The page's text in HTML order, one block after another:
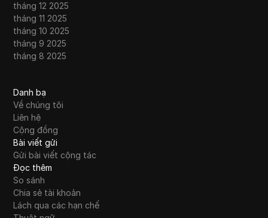
tháng 12 2025
tháng 11 2025
tháng 10 2025
tháng 9 2025
tháng 8 2025
Danh bạ
Về chúng tôi
Liên hệ
Cộng đồng
Bài viết gửi
Gửi bài viết cộng tác
Đọc thêm
So sánh
Chia sẻ tài khoản
Lách qua các hạn chế